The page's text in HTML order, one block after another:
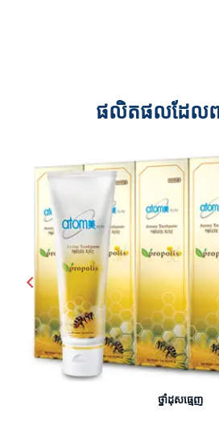
ផលិតផលដែលព
ថ្នាំដុសធ្មេញ
មុន